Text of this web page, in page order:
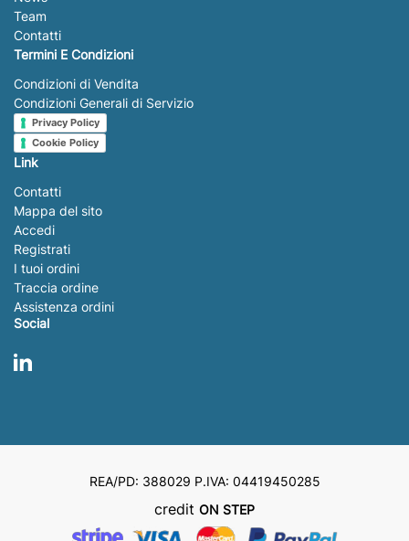
Team
Contatti
Termini E Condizioni
Condizioni di Vendita
Condizioni Generali di Servizio
Privacy Policy
Cookie Policy
Link
Contatti
Mappa del sito
Accedi
Registrati
I tuoi ordini
Traccia ordine
Assistenza ordini
Social
LinkedIn
REA/PD: 388029 P.IVA: 04419450285
credit ON STEP